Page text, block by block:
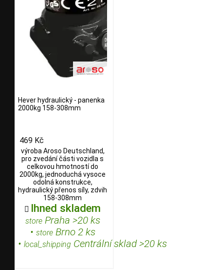
Hever hydraulický - panenka
2000kg 158-308mm
469 Kč
výroba Aroso Deutschland,
pro zvedání části vozidla s
celkovou hmotností do
2000kg, jednoduchá vysoce
odolná konstrukce,
hydraulický přenos síly, zdvih
158-308mm
 Ihned skladem
storePraha >20 ks
• storeBrno 2 ks
• local_shipping Centrální sklad >20 ks